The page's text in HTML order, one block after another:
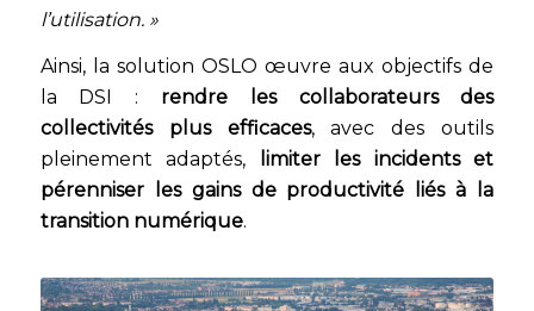
l’utilisation. »
Ainsi, la solution OSLO œuvre aux objectifs de
la DSI : rendre les collaborateurs des
collectivités plus efficaces, avec des outils
pleinement adaptés,
limiter les incidents et
pérenniser les gains de productivité liés à la
transition numérique.